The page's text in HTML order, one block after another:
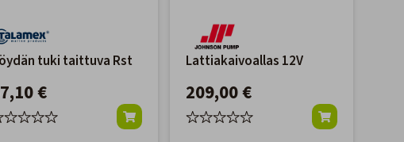
tuki taittuva Rst
€
Lattiakaivoallas 12V
209,00 €